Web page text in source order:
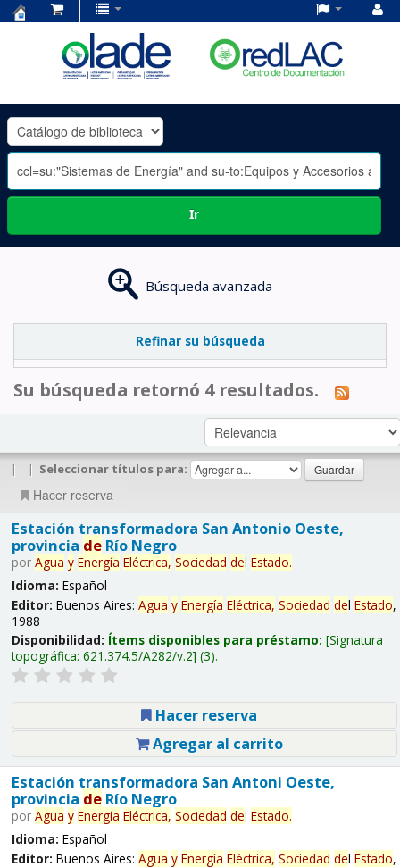
OLADE
-
Ir
Búsqueda avanzada
Refinar su búsqueda
Su búsqueda retornó 4 resultados.
| | Seleccionar títulos para:
Hacer reserva
Estación transformadora San Antonio Oeste,
provincia deRío Negro
por Agua y Energía Eléctrica, Sociedad del Estado.
Idioma: Español
Editor: Buenos Aires: Agua y Energía Eléctrica, Sociedad del Estado,
1988
Disponibilidad: Ítems disponibles para préstamo: Signatura
topográfica: 621.374.5/A282/v.2 (3).
Hacer reserva
Agregar al carrito
Estación transformadora San Antoni Oeste,
provincia deRío Negro
por Agua y Energía Eléctrica, Sociedad del Estado.
Idioma: Español
Editor: Buenos Aires: Agua y Energía Eléctrica, Sociedad del Estado,